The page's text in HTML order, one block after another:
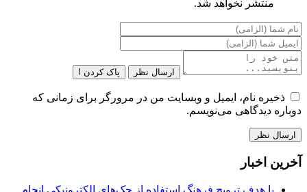
منتشر نخواهد شد.
ارسال نظر پاک کردن !
ذخیره نام، ایمیل و وبسایت من در مرورگر برای زمانی که
دوباره دیدگاهی می‌نویسم.
آخرین اخبار
با هدف ترویج فرهنگ استفاده از چک‌های الکترونیکی انجام